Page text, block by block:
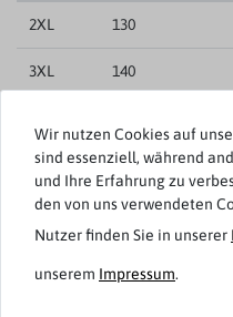
2XL 130
3XL 140
5XL 158
6XL 164
Wir nutzen Cookies auf
sind essenziell, während
und Ihre Erfahrung zu
den von uns verwendeten
Nutzer finden Sie in unserer
unserem Impressum.